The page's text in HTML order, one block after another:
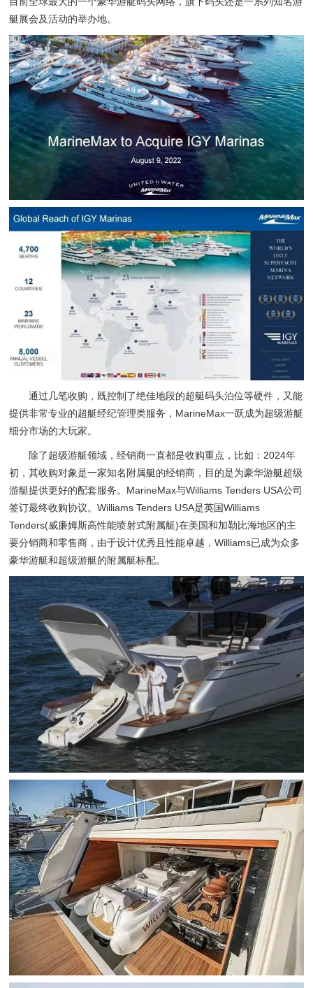
艇展会及活动的举办地。
通过几笔收购，既控制了绝佳地段的超艇码头泊位等硬件，又能
提供非常专业的超艇经纪管理类服务，MarineMax一跃成为超级游艇
细分市场的大玩家。
除了超级游艇领域，经销商一直都是收购重点，比如：2024年
初，其收购对象是一家知名附属艇的经销商，目的是为豪华游艇超级
游艇提供更好的配套服务。MarineMax与Williams Tenders USA公司
签订最终收购协议。Williams Tenders USA是英国Williams
Tenders(威廉姆斯高性能喷射式附属艇)在美国和加勒比海地区的主
要分销商和零售商，由于设计优秀且性能卓越，Williams已成为众多
豪华游艇和超级游艇的附属艇标配。